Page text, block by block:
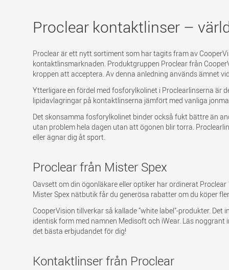
Proclear kontaktlinser –
Proclear är ett nytt sortiment som har tagits fram av
kontaktlinsmarknaden. Produktgruppen Proclear från
kroppen att acceptera. Av denna anledning används ämnet
Ytterligare en fördel med fosforylkolinet i Proclearlinserna är
lipidavlagringar på kontaktlinserna jämfört med vanliga
Det skonsamma fosforylkolinet binder också fukt bättre än
utan problem hela dagen utan att ögonen blir torra.
eller ägnar dig åt sport.
Proclear från Mister Spex
Oavsett om din ögonläkare eller optiker har ordinerat
Mister Spex nätbutik får du generösa rabatter om du köper
CooperVision tillverkar så kallade ”white label”-produkter.
identisk form med namnen Medisoft och iWear. Läs
det bästa erbjudandet för dig!
Kontaktlinser från Proclear